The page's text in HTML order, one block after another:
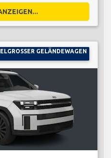
GELÄNDEWAGEN